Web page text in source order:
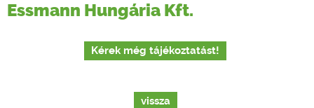
ONLINE KÉPZÉSEK
TERVEZÉSI SEGÉDLETEK
Essmann Hungária Kft.
Kérek még tájékoztatást!
vissza